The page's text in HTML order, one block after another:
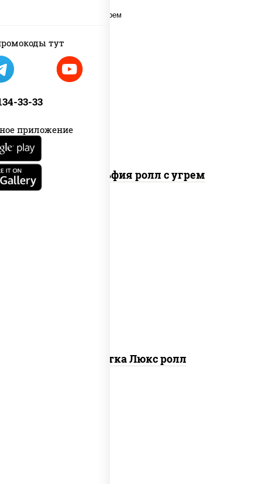
тут
33-33
приложение
рис, нори, сыр сливочный, угорь
Филадельфия ролл с угрем
Креветка Люкс ролл